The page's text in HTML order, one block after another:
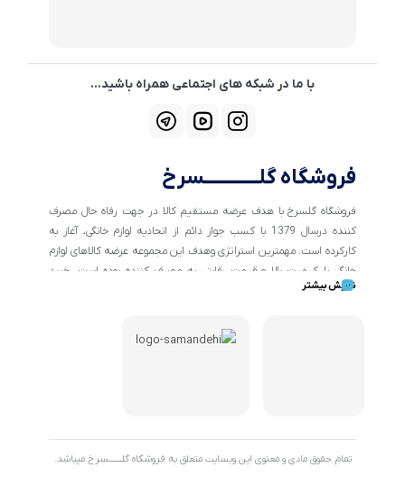
با ما در شبکه های اجتماعی همراه باشید...
فروشگاه گلــــــــــــسرخ
فروشگاه گلسرخ با هدف عرضه مستقیم کالا در جهت رفاه حال مصرف
کننده درسال 1379 با کسب جواز دائم از اتحادیه لوازم خانگی، آغاز به
کارکرده است. مهمترین استراتژی وهدف این مجموعه عرضه کالاهای لوازم
خانگی با کیفیت بالا و قیمت رقابتی به مصرف کننده بوده است. خرید
کالاهای خانگی و تهیه جهیزیه دراین فروشگاه آسان ومطمئن صورت می
فروشگاه اینترنتی گلسرخ به خدمت رسانی گسترده تر و با شرایط بهتر
نمایش بیشتر
تمام حقوق مادی و معنوی این وبسایت متعلق به فروشگاه گلـــــــسرخ میباشد.